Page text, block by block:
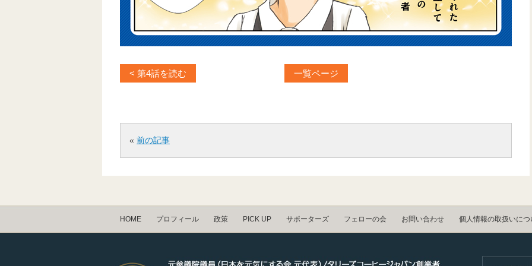
< 第4話を読む 一覧ページ
« 前の記事
HOME プロフィール 政策 PICK UP サポーターズ フェローの会 お問い合わせ 個人情報の取扱いにつ